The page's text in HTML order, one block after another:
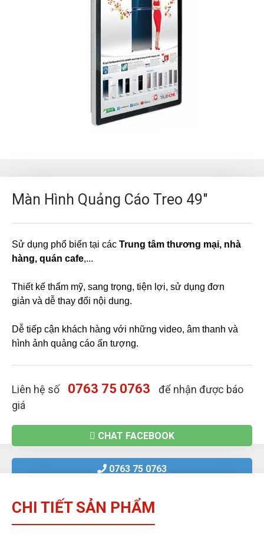
Màn Hình Quảng Cáo Treo 49"
Sử dụng phổ biến tại các Trung tâm thương mại, nhà
hàng, quán cafe,...
Thiết kế thẩm mỹ, sang trọng, tiện lợi, sử dụng đơn
giản và dễ thay đổi nội dung.
Dễ tiếp cận khách hàng với những video, âm thanh và
hình ảnh quảng cáo ấn tượng.
Liên hệ số 0763 75 0763
để nhận được báo
giá
CHAT FACEBOOK
0763 75 0763
CHI TIẾT SẢN PHẨM